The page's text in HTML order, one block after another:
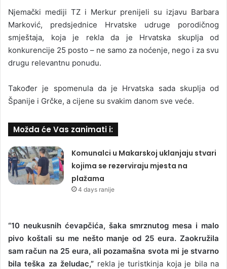
Njemački mediji TZ i Merkur prenijeli su izjavu Barbara
Marković, predsjednice Hrvatske udruge porodičnog
smještaja, koja je rekla da je Hrvatska skuplja od
konkurencije 25 posto – ne samo za noćenje, nego i za svu
drugu relevantnu ponudu.
Također je spomenula da je Hrvatska sada skuplja od
Španije i Grčke, a cijene su svakim danom sve veće.
Možda će Vas zanimati i:
Komunalci u Makarskoj uklanjaju stvari
kojima se rezerviraju mjesta na
plažama
4 days ranije
“10 neukusnih ćevapčića, šaka smrznutog mesa i malo
pivo koštali su me nešto manje od 25 eura. Zaokružila
sam račun na 25 eura, ali pozamašna svota mi je stvarno
bila teška za želudac,” rekla je turistkinja koja je bila na